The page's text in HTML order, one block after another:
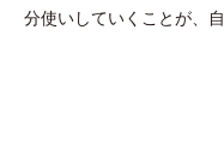
分使いしていくことが、